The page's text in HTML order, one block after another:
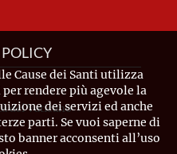
del Vaticano
Cause dei Santi utilizza
rendere più agevole la
dei servizi ed anche
parti. Se vuoi saperne di
banner acconsenti all’uso